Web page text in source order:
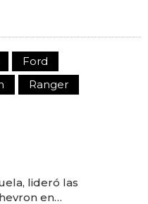
Ford
Ranger
lideró las
en